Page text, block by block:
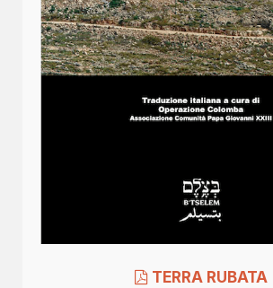
TERRA RUBATA